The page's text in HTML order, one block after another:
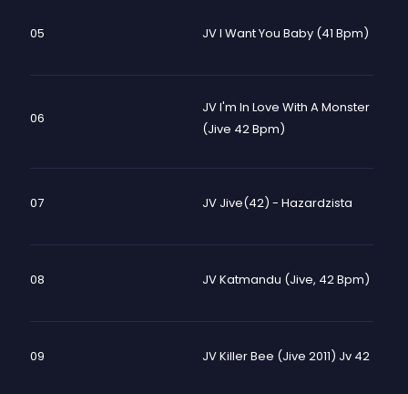
05 JV I Want You Baby (41 Bpm)
06
JV I'm In Love With A Monster
(Jive 42 Bpm)
07 JV Jive(42) - Hazardzista
08 JV Katmandu (Jive, 42 Bpm)
09 JV Killer Bee (Jive 2011) Jv 42